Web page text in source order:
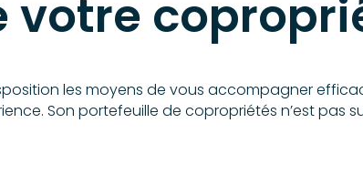
votre
les moyens de vous accompagner
Son portefeuille de copropriétés n’est pas